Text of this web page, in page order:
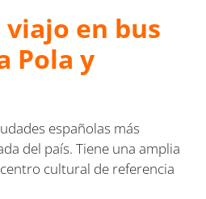
viajo en bus
Pola y
españolas más
del país. Tiene una amplia
cultural de referencia